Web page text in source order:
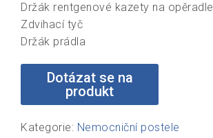
Držák rentgenové kazety na opěradle
Zdvihací tyč
Držák prádla
Kategorie: Nemocniční postele